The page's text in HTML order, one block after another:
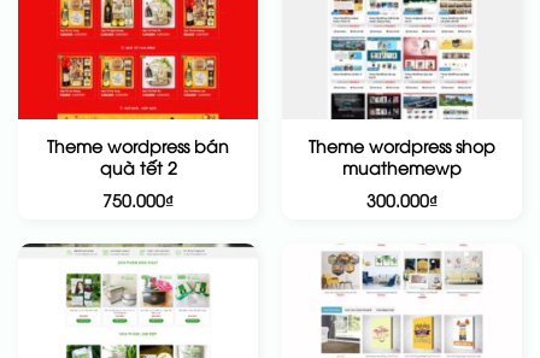
Theme wordpress bán
quà tết 2
750.000₫
Theme wordpress shop
muathemewp
300.000₫